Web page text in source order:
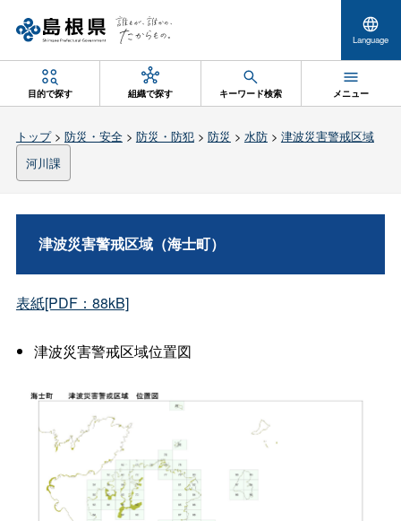
Language
目的で探す 組織で探す キーワード検索 メニュー
トップ> 防災・安全> 防災・防犯> 防災 > 水防> 津波災害警戒区域
河川課
津波災害警戒区域（海士町）
表紙[PDF：88kB]
津波災害警戒区域位置図